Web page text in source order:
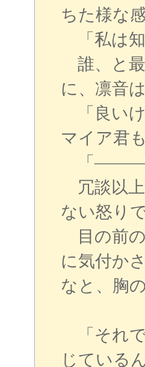
ちた様な
「私は
誰、と最
に、凛音
「良い
マイア君
「―――
冗談以上
ない怒り
目の前の
に気付か
なと、胸
「それで
じている